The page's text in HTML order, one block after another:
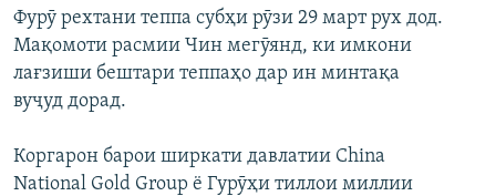
Ҳамаи сомонаҳои RFE/RL
Фурӯ рехтани теппа субҳи рӯзи 29 март рух дод.
Мақомоти расмии Чин мегӯянд, ки имкони
лағзиши бештари теппаҳо дар ин минтақа
вуҷуд дорад.
Коргарон барои ширкати давлатии China
National Gold Group ё Гурӯҳи тиллои миллии